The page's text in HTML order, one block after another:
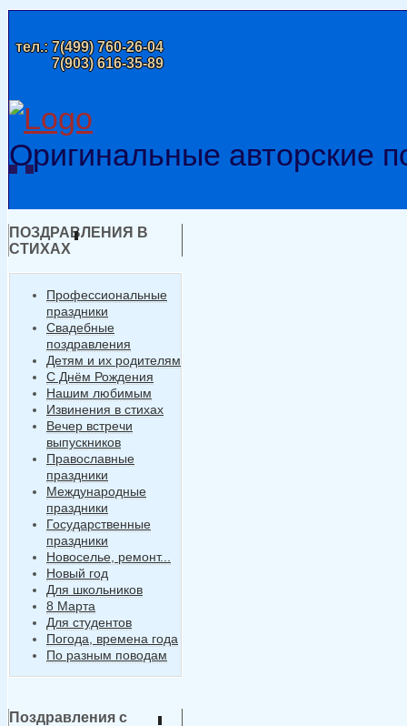
тел.:7(499) 760-26-04
7(903) 616-35-89
Оригинальные авторские
ПОЗДРАВЛЕНИЯ В
СТИХАХ
Профессиональные
праздники
Свадебные
поздравления
Детям и их родителям
С Днём Рождения
Нашим любимым
Извинения в стихах
Вечер встречи
выпускников
Православные
праздники
Международные
праздники
Государственные
праздники
Новоселье, ремонт...
Новый год
Для школьников
8 Марта
Для студентов
Погода, времена года
По разным поводам
Поздравления с